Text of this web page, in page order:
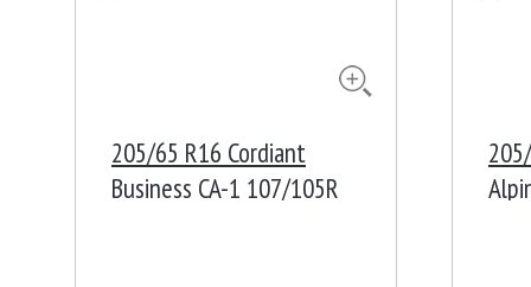
205/65 R16 Cordiant
Business CA-1 107/105R